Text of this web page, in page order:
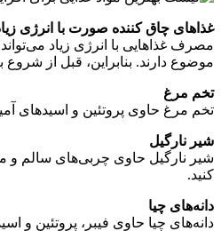
غذاهای چاق کننده صورت با انرژی
مصرف غذاهایی با انرژی زیاد
موضوع دارند. بنابراین، قبل از
تخم مرغ
تخم مرغ حاوی پروتئین و اسیدهای
شیر نارگیل
شیر نارگیل حاوی چربی‌های سالم و
کنید.
دانه‌های چیا
دانه‌های چیا حاوی فیبر، پروتئین